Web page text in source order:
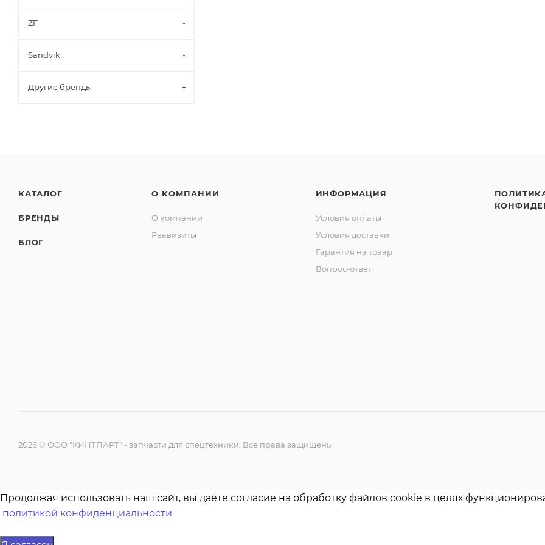
ZF
Sandvik
Другие бренды
КАТАЛОГ
БРЕНДЫ
БЛОГ
О КОМПАНИИ
О компании
Реквизиты
ИНФОРМАЦИЯ
Условия оплаты
Условия доставки
Гарантия на товар
Вопрос-ответ
2026 © ООО "КИНТПАРТ" - запчасти для спецтехники. Все права защищены
Продолжая использовать наш сайт, вы даёте согласие на обработку файлов cookie в целях
политикой конфиденциальности